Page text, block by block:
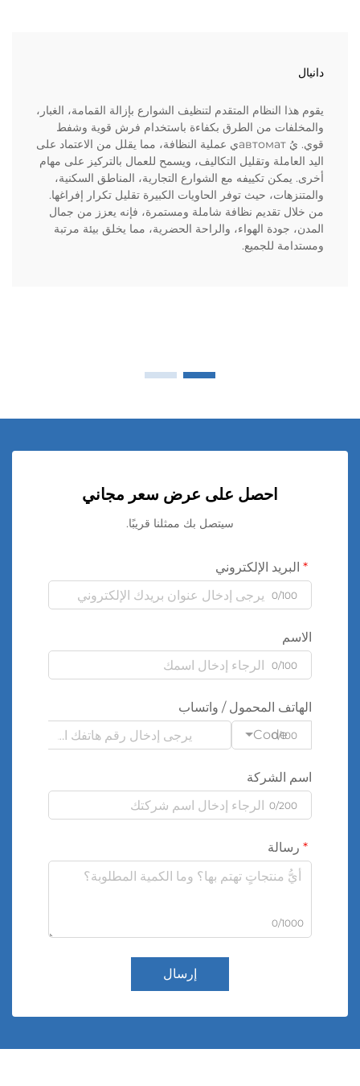
يقوم هذا النظام المتقدم لتنظيف الشوارع بإزالة القمامة، الغبار،
والمخلفات من الطرق بكفاءة باستخدام فرش قوية وشفط
قوي. يُ автоматي عملية النظافة، مما يقلل من الاعتماد على
اليد العاملة وتقليل التكاليف، ويسمح للعمال بالتركيز على مهام
أخرى. يمكن تكييفه مع الشوارع التجارية، المناطق السكنية،
والمتنزهات، حيث توفر الحاويات الكبيرة تقليل تكرار إفراغها.
من خلال تقديم نظافة شاملة ومستمرة، فإنه يعزز من جمال
المدن، جودة الهواء، والراحة الحضرية، مما يخلق بيئة مرتبة
ومستدامة للجميع.
احصل على عرض سعر مجاني
سيتصل بك ممثلنا قريبًا.
البريد الإلكتروني
الهاتف المحمول / واتساب
Code
اسم الشركة
رسالة